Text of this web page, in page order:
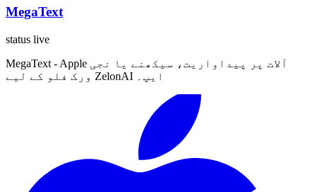
MegaText
status live
MegaText - Apple آلات پر پیداواریت، سیکھنے یا نجی
ورک فلو کے لیے ZelonAI ایپ۔